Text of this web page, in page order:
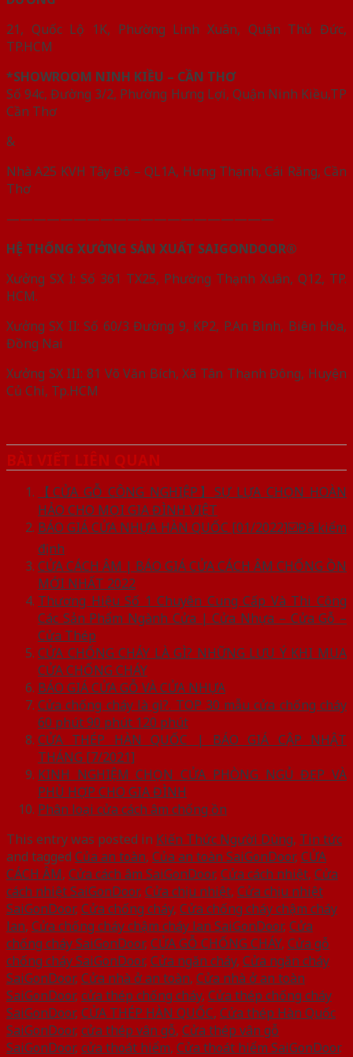
21, Quốc Lộ 1K, Phường Linh Xuân, Quận Thủ Đức,
TP.HCM
*SHOWROOM NINH KIỀU – CẦN THƠ
Số 94c, Đường 3/2, Phường Hưng Lợi, Quận Ninh Kiều,TP
Cần Thơ
&
Nhà A25 KVH Tây Đô – QL1A, Hưng Thạnh, Cái Răng, Cần
Thơ
————————————————————
HỆ THỐNG XƯỞNG SẢN XUẤT SAIGONDOOR®
Xưởng SX I: Số 361 TX25, Phường Thạnh Xuân, Q12, TP.
HCM.
Xưởng SX II: Số 60/3 Đường 9, KP2, P.An Bình, Biên Hòa,
Đồng Nai
Xưởng SX III: 81 Võ Văn Bích, Xã Tân Thạnh Đông, Huyện
Củ Chi, Tp.HCM
BÀI VIẾT LIÊN QUAN
【CỬA GỖ CÔNG NGHIỆP】SỰ LỰA CHỌN HOÀN
HẢO CHO MỌI GIA ĐÌNH VIỆT
BÁO GIÁ CỬA NHỰA HÀN QUỐC [01/2022]☑️Đã kiểm
định
CỬA CÁCH ÂM | BÁO GIÁ CỬA CÁCH ÂM CHỐNG ỒN
MỚI NHẤT 2022
Thương Hiệu Số 1 Chuyên Cung Cấp Và Thi Công
Các Sản Phẩm Ngành Cửa | Cửa Nhựa – Cửa Gỗ –
Cửa Thép
CỬA CHỐNG CHÁY LÀ GÌ? NHỮNG LƯU Ý KHI MUA
CỬA CHỐNG CHÁY
BÁO GIÁ CỬA GỖ VÀ CỬA NHỰA
Cửa chống cháy là gì?. TOP 30 mẫu cửa chống cháy
60 phút 90 phút 120 phút
CỬA THÉP HÀN QUỐC | BÁO GIÁ CẬP NHẬT
THÁNG [7/2021]
KINH NGHIỆM CHỌN CỬA PHÒNG NGỦ ĐẸP VÀ
PHÙ HỢP CHO GIA ĐÌNH
Phân loại cửa cách âm chống ồn
This entry was posted in Kiến Thức Người Dùng, Tin tức
and tagged Của an toàn, Của an toàn SaiGonDoor, CỬA
CÁCH ÂM, Cửa cách âm SaiGonDoor, Cửa cách nhiệt, Cửa
cách nhiệt SaiGonDoor, Cửa chịu nhiệt, Cửa chịu nhiệt
SaiGonDoor, Cửa chống cháy, Cửa chống cháy chậm cháy
lan, Cửa chống cháy chậm cháy lan SaiGonDoor, Cửa
chống cháy SaiGonDoor, CỬA GỖ CHỐNG CHÁY, Cửa gỗ
chống cháy SaiGonDoor, Cửa ngăn cháy, Cửa ngăn cháy
SaiGonDoor, Cửa nhà ở an toàn, Cửa nhà ở an toàn
SaiGonDoor, cửa thép chống cháy, Cửa thép chống cháy
SaiGonDoor, CỬA THÉP HÀN QUỐC, Cửa thép Hàn Quốc
SaiGonDoor, cửa thép vân gỗ, Cửa thép vân gỗ
SaiGonDoor, cửa thoát hiểm, Cửa thoát hiểm SaiGonDoor.